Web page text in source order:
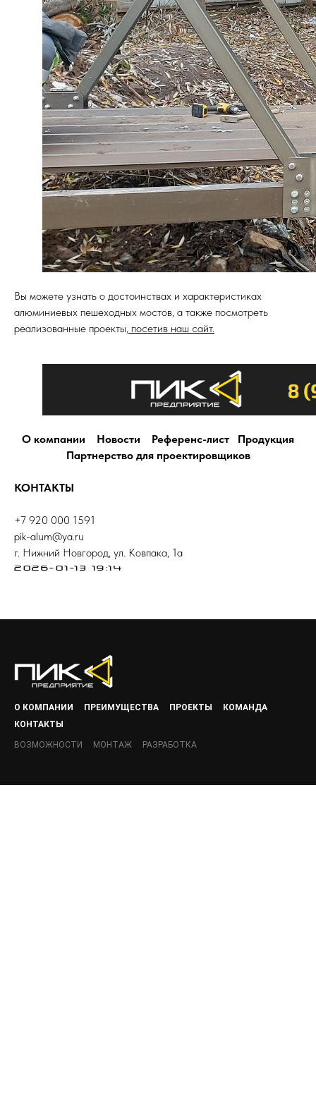
Вы можете узнать о достоинствах и характеристиках
алюминиевых пешеходных мостов, а также посмотреть
реализованные проекты, посетив наш сайт.
О компании Новости Референс-лист
Продукция
Партнерство для проектировщиков
КОНТАКТЫ
+7 920 000 1591
pik-alum@ya.ru
г. Нижний Новгород, ул. Ковпака, 1а
2026-01-13 19:14
О КОМПАНИИ ПРЕИМУЩЕСТВА ПРОЕКТЫ
КОМАНДА
КОНТАКТЫ
ВОЗМОЖНОСТИ МОНТАЖ РАЗРАБОТКА